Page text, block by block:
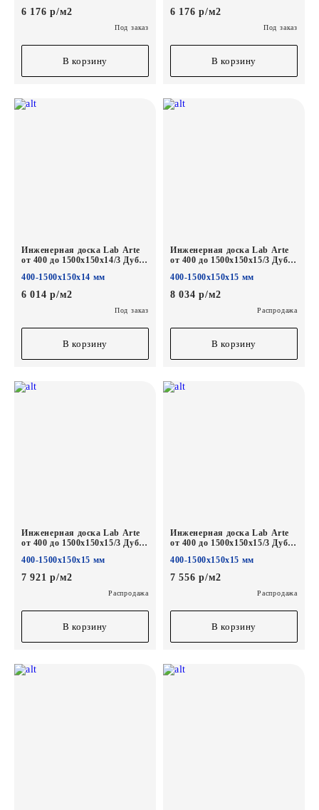
6 176 р/м2
Под заказ
В корзину
6 176 р/м2
Под заказ
В корзину
Инженерная доска Lab Arte
от 400 до 1500х150х14/3 Дуб
400-1500х150х14 мм
6 014 р/м2
Под заказ
В корзину
Инженерная доска Lab Arte
от 400 до 1500х150х15/3 Дуб
400-1500х150х15 мм
8 034 р/м2
Распродажа
В корзину
Инженерная доска Lab Arte
от 400 до 1500х150х15/3 Дуб
400-1500х150х15 мм
7 921 р/м2
Распродажа
В корзину
Инженерная доска Lab Arte
от 400 до 1500х150х15/3 Дуб
400-1500х150х15 мм
7 556 р/м2
Распродажа
В корзину